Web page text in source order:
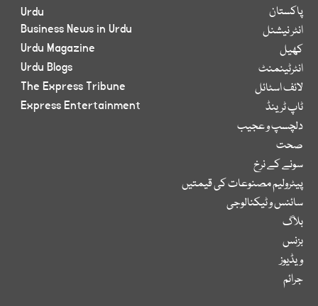
پاکستان
انٹر نیشنل
کھیل
انٹرٹینمنٹ
لائف اسٹائل
ٹاپ ٹرینڈ
دلچسپ و عجیب
صحت
سونے کے نرخ
پیٹرولیم مصنوعات کی قیمتیں
سائنس و ٹیکنالوجی
بلاگ
بزنس
ویڈیوز
جرائم
Urdu
Business News in Urdu
Urdu Magazine
Urdu Blogs
The Express Tribune
Express Entertainment